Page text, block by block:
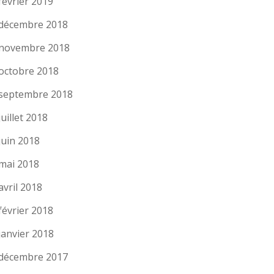
2018
2018
2018
2018
2018
2018
2018
2018
2018
2018
2017